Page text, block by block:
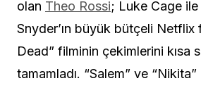
olan Theo Rossi; Luke Cage
Snyder’ın büyük bütçeli
Dead” filminin çekimlerini kısa
tamamladı. “Salem” ve “Nikita”